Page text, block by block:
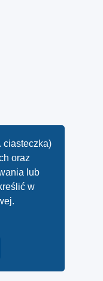
ciasteczka)
oraz
lub
w